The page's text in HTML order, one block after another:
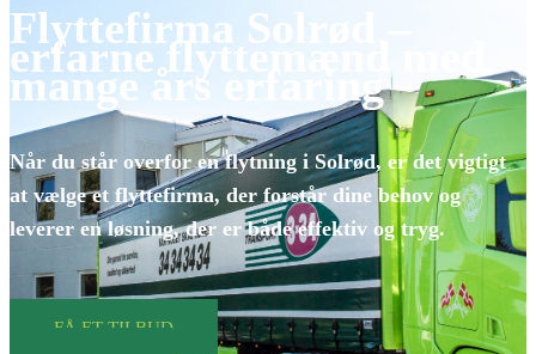
Flyttefirma Solrød –
erfarne flyttemænd med
mange års erfaring
Når du står overfor en flytning i Solrød, er det vigtigt
at vælge et flyttefirma, der forstår dine behov og
leverer en løsning, der er både effektiv og tryg.
FÅ ET TILBUD